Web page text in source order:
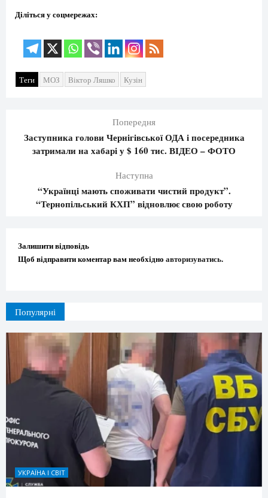
Діліться у соцмережах:
Теги МОЗ Віктор Ляшко Кузін
Попередня
Заступника голови Чернігівської ОДА і посередника
затримали на хабарі у $ 160 тис. ВІДЕО – ФОТО
Наступна
“Українці мають споживати чистий продукт”.
“Тернопільський КХП” відновлює свою роботу
Залишити відповідь
Щоб відправити коментар вам необхідно авторизуватись.
Популярні
УКРАЇНА І СВІТ